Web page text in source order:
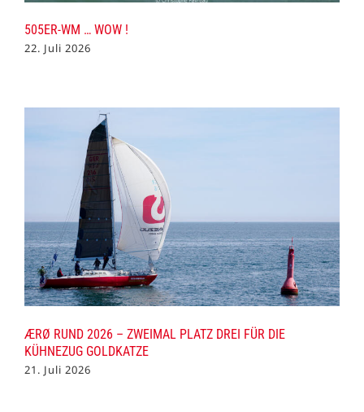
505ER-WM … WOW !
22. Juli 2026
ÆRØ RUND 2026 – ZWEIMAL PLATZ DREI FÜR DIE
KÜHNEZUG GOLDKATZE
21. Juli 2026